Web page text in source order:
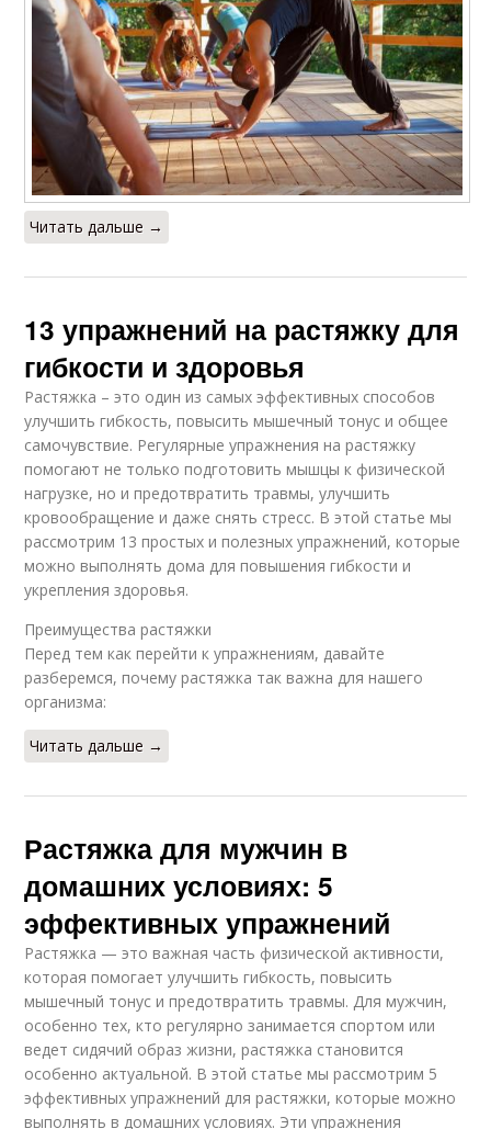
Читать дальше →
13 упражнений на растяжку для
гибкости и здоровья
Растяжка – это один из самых эффективных способов
улучшить гибкость, повысить мышечный тонус и общее
самочувствие. Регулярные упражнения на растяжку
помогают не только подготовить мышцы к физической
нагрузке, но и предотвратить травмы, улучшить
кровообращение и даже снять стресс. В этой статье мы
рассмотрим 13 простых и полезных упражнений, которые
можно выполнять дома для повышения гибкости и
укрепления здоровья.
Преимущества растяжки
Перед тем как перейти к упражнениям, давайте
разберемся, почему растяжка так важна для нашего
организма:
Читать дальше →
Растяжка для мужчин в
домашних условиях: 5
эффективных упражнений
Растяжка — это важная часть физической активности,
которая помогает улучшить гибкость, повысить
мышечный тонус и предотвратить травмы. Для мужчин,
особенно тех, кто регулярно занимается спортом или
ведет сидячий образ жизни, растяжка становится
особенно актуальной. В этой статье мы рассмотрим 5
эффективных упражнений для растяжки, которые можно
выполнять в домашних условиях. Эти упражнения